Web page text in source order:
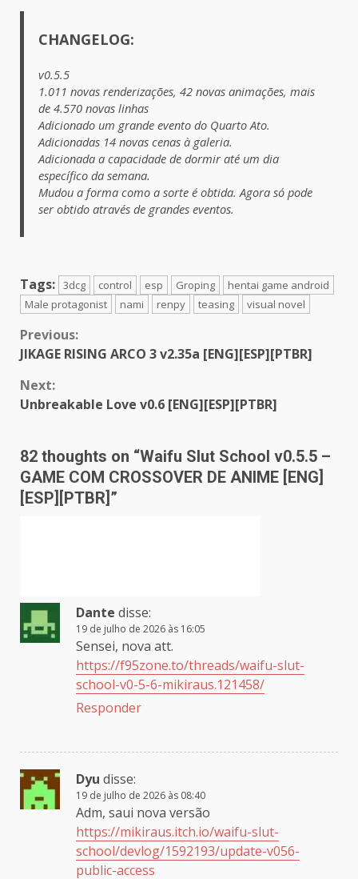
CHANGELOG:
v0.5.5
1.011 novas renderizações, 42 novas animações, mais
de 4.570 novas linhas
Adicionado um grande evento do Quarto Ato.
Adicionadas 14 novas cenas à galeria.
Adicionada a capacidade de dormir até um dia
específico da semana.
Mudou a forma como a sorte é obtida. Agora só pode
ser obtido através de grandes eventos.
Tags: 3dcg control esp Groping
hentai game android
Male protagonist
nami renpy teasing visual novel
Continue
Reading
Previous:
JIKAGE RISING ARCO 3 v2.35a [ENG][ESP][PTBR]
Next:
Unbreakable Love v0.6 [ENG][ESP][PTBR]
82 thoughts on “Waifu Slut School v0.5.5 –
GAME COM CROSSOVER DE ANIME [ENG]
[ESP][PTBR] ”
Dante disse:
19 de julho de 2026 às 16:05
Sensei, nova att.
https://f95zone.to/threads/waifu-slut-
school-v0-5-6-mikiraus.121458/
Responder
Dyu disse:
19 de julho de 2026 às 08:40
Adm, saui nova versão
https://mikiraus.itch.io/waifu-slut-
school/devlog/1592193/update-v056-
public-access